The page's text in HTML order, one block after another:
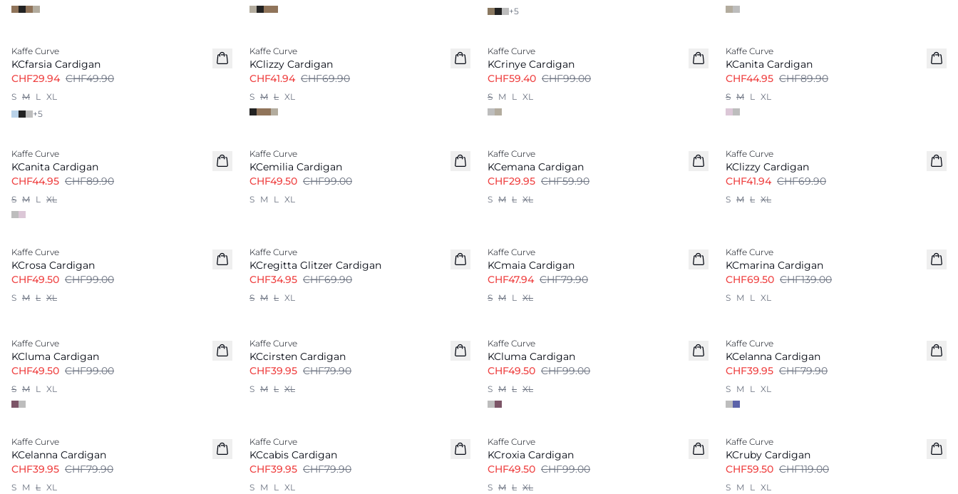
+5
Kaffe Curve
KCfarsia Cardigan
CHF29.94 CHF49.90
S M L XL
+5
Kaffe Curve
KClizzy Cardigan
CHF41.94 CHF69.90
S M L XL
Kaffe Curve
KCrinye Cardigan
CHF59.40 CHF99.00
S M L XL
Kaffe Curve
KCanita Cardigan
CHF44.95 CHF89.90
S M L XL
Kaffe Curve
KCanita Cardigan
CHF44.95 CHF89.90
S M L XL
Kaffe Curve
KCemilia Cardigan
CHF49.50 CHF99.00
S M L XL
Kaffe Curve
KCemana Cardigan
CHF29.95 CHF59.90
S M L XL
Kaffe Curve
KClizzy Cardigan
CHF41.94 CHF69.90
S M L XL
Kaffe Curve
KCrosa Cardigan
CHF49.50 CHF99.00
S M L XL
Kaffe Curve
KCregitta Glitzer Cardigan
CHF34.95 CHF69.90
S M L XL
Kaffe Curve
KCmaia Cardigan
CHF47.94 CHF79.90
S M L XL
Kaffe Curve
KCmarina Cardigan
CHF69.50 CHF139.00
S M L XL
Kaffe Curve
KCluma Cardigan
CHF49.50 CHF99.00
S M L XL
Kaffe Curve
KCcirsten Cardigan
CHF39.95 CHF79.90
S M L XL
Kaffe Curve
KCluma Cardigan
CHF49.50 CHF99.00
S M L XL
Kaffe Curve
KCelanna Cardigan
CHF39.95 CHF79.90
S M L XL
Kaffe Curve
KCelanna Cardigan
CHF39.95 CHF79.90
S M L XL
Kaffe Curve
KCcabis Cardigan
CHF39.95 CHF79.90
S M L XL
Kaffe Curve
KCroxia Cardigan
CHF49.50 CHF99.00
S M L XL
Kaffe Curve
KCruby Cardigan
CHF59.50 CHF119.00
S M L XL